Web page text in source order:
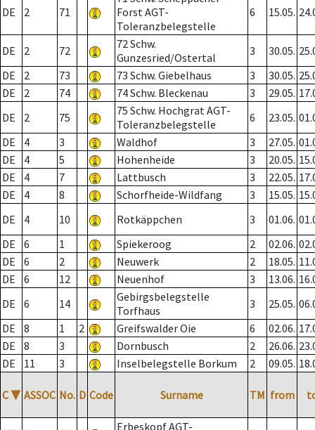
DE 2 71
Forst AGT-
Toleranzbelegstelle
6 15.05.
DE 2 72
72 Schw.
Gunzesried/Ostertal
3 30.05.
DE
2 73 73 Schw. Giebelhaus 3 30.05.
DE
2 74 74 Schw. Bleckenau 3 29.05.
DE
2 75
75 Schw. Hochgrat AGT-
Toleranzbelegstelle
6 23.05.
DE
4 3 Waldhof 3 27.05.
DE
4 5 Hohenheide 3 20.05.
DE
4 7 Lattbusch 3 22.05.
DE
4 8 Schorfheide-Wildfang 3 15.05.
DE
4 10 Rotkäppchen 3 01.06.
DE
6 1 Spiekeroog 2 02.06.
DE
6 2 Neuwerk 2 18.05.
DE
6 12 Neuenhof 3 13.06.
DE
6 14
Gebirgsbelegstelle
Torfhaus
3 25.05.
DE
8 1 2 Greifswalder Oie 6 02.06.
DE
8 3 Dornbusch 2 26.06.
DE
11 3 Inselbelegstelle Borkum 2 09.05.
C ▼ ASSOC No. D Code Surname TM from
Erbeskopf AGT-